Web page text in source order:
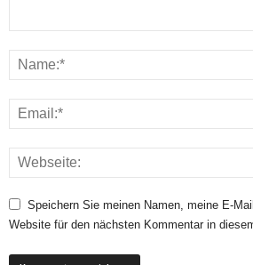
Speichern Sie meinen Namen, meine E-
Website für den nächsten Kommentar in